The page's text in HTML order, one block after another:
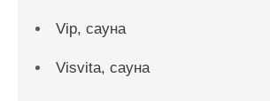
Vip, сауна
Visvita, сауна